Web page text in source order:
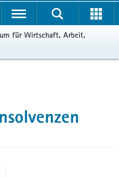
für Wirtschaft, Arbeit,